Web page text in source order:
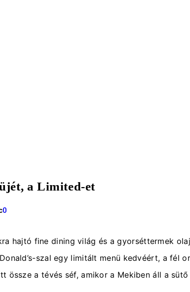
a Limited-et
0
hajtó fine dining világ és a gyorséttermek
szal egy limitált menü kedvéért, a
össze a tévés séf, amikor a Mekiben áll a